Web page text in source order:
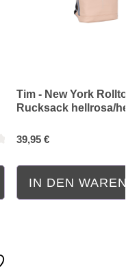
Tim - New York Rolltop
Rucksack hellrosa/
39,95 €
IN DEN